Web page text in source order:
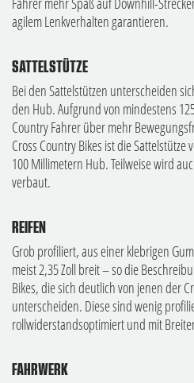
agilem Lenkverhalten garantieren.
SATTELSTÜTZE
Bei den Sattelstützen unterscheiden
den Hub. Aufgrund von mindestens
Country Fahrer über mehr
Cross Country Bikes ist die
100 Millimetern Hub. Teilweise wird
verbaut.
REIFEN
Grob profiliert, aus einer klebrigen
meist 2,35 Zoll breit – so die
Bikes, die sich deutlich von jenen der
unterscheiden. Diese sind wenig
rollwiderstandsoptimiert und mit
FAHRWERK